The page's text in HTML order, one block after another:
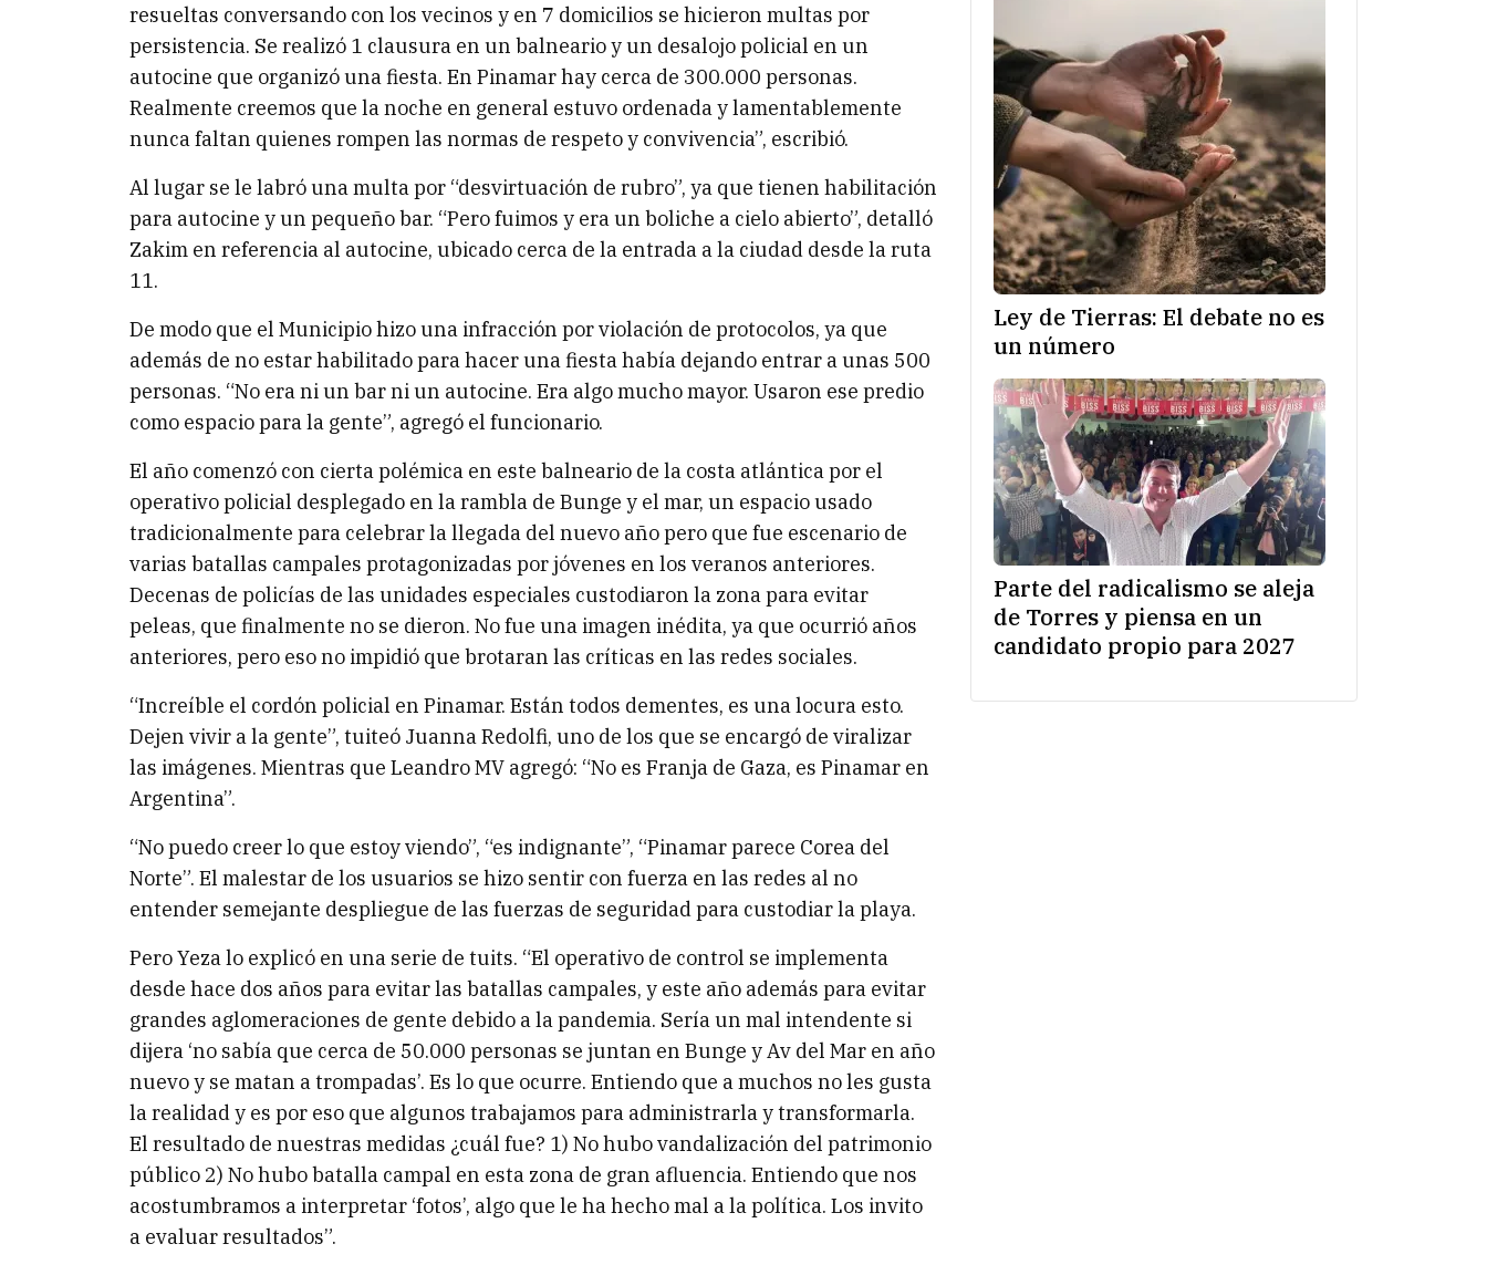
resueltas conversando con los vecinos y en 7 domicilios se hicieron multas por
persistencia. Se realizó 1 clausura en un balneario y un desalojo policial en un
autocine que organizó una fiesta. En Pinamar hay cerca de 300.000 personas.
Realmente creemos que la noche en general estuvo ordenada y lamentablemente
nunca faltan quienes rompen las normas de respeto y convivencia”, escribió.
Al lugar se le labró una multa por “desvirtuación de rubro”, ya que tienen habilitación
para autocine y un pequeño bar. “Pero fuimos y era un boliche a cielo abierto”, detalló
Zakim en referencia al autocine, ubicado cerca de la entrada a la ciudad desde la ruta
11.
De modo que el Municipio hizo una infracción por violación de protocolos, ya que
además de no estar habilitado para hacer una fiesta había dejando entrar a unas 500
personas. “No era ni un bar ni un autocine. Era algo mucho mayor. Usaron ese predio
como espacio para la gente”, agregó el funcionario.
El año comenzó con cierta polémica en este balneario de la costa atlántica por el
operativo policial desplegado en la rambla de Bunge y el mar, un espacio usado
tradicionalmente para celebrar la llegada del nuevo año pero que fue escenario de
varias batallas campales protagonizadas por jóvenes en los veranos anteriores.
Decenas de policías de las unidades especiales custodiaron la zona para evitar
peleas, que finalmente no se dieron. No fue una imagen inédita, ya que ocurrió años
anteriores, pero eso no impidió que brotaran las críticas en las redes sociales.
“Increíble el cordón policial en Pinamar. Están todos dementes, es una locura esto.
Dejen vivir a la gente”, tuiteó Juanna Redolfi, uno de los que se encargó de viralizar
las imágenes. Mientras que Leandro MV agregó: “No es Franja de Gaza, es Pinamar en
Argentina”.
“No puedo creer lo que estoy viendo”, “es indignante”, “Pinamar parece Corea del
Norte”. El malestar de los usuarios se hizo sentir con fuerza en las redes al no
entender semejante despliegue de las fuerzas de seguridad para custodiar la playa.
Pero Yeza lo explicó en una serie de tuits. “El operativo de control se implementa
desde hace dos años para evitar las batallas campales, y este año además para evitar
grandes aglomeraciones de gente debido a la pandemia. Sería un mal intendente si
dijera ‘no sabía que cerca de 50.000 personas se juntan en Bunge y Av del Mar en año
nuevo y se matan a trompadas’. Es lo que ocurre. Entiendo que a muchos no les gusta
la realidad y es por eso que algunos trabajamos para administrarla y transformarla.
El resultado de nuestras medidas ¿cuál fue? 1) No hubo vandalización del patrimonio
público 2) No hubo batalla campal en esta zona de gran afluencia. Entiendo que nos
acostumbramos a interpretar ‘fotos’, algo que le ha hecho mal a la política. Los invito
a evaluar resultados”.
Ley de Tierras: El debate no es
un número
Parte del radicalismo se aleja
de Torres y piensa en un
candidato propio para 2027